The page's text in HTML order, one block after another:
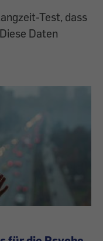
Test, dass
Daten